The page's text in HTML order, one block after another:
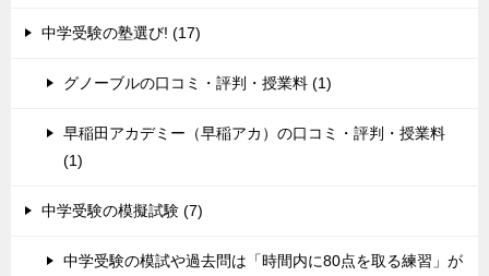
中学受験の塾選び! (17)
グノーブルの口コミ・評判・授業料 (1)
早稲田アカデミー（早稲アカ）の口コミ・評判・授業料
(1)
中学受験の模擬試験 (7)
中学受験の模試や過去問は「時間内に80点を取る練習」が